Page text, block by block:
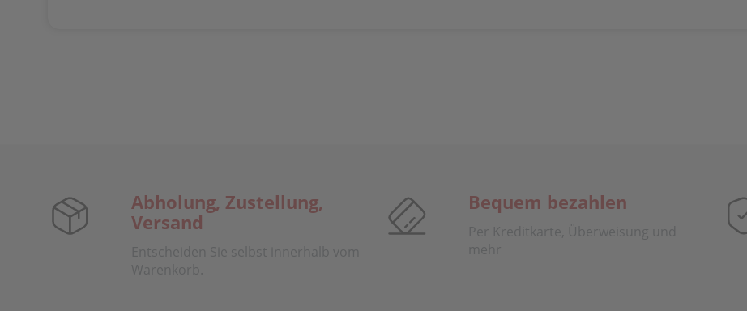
Abholung, Zustellung,
Versand
Entscheiden Sie selbst innerhalb vom
Warenkorb.
Bequem bezahlen
Per Kreditkarte, Überweisung und
mehr